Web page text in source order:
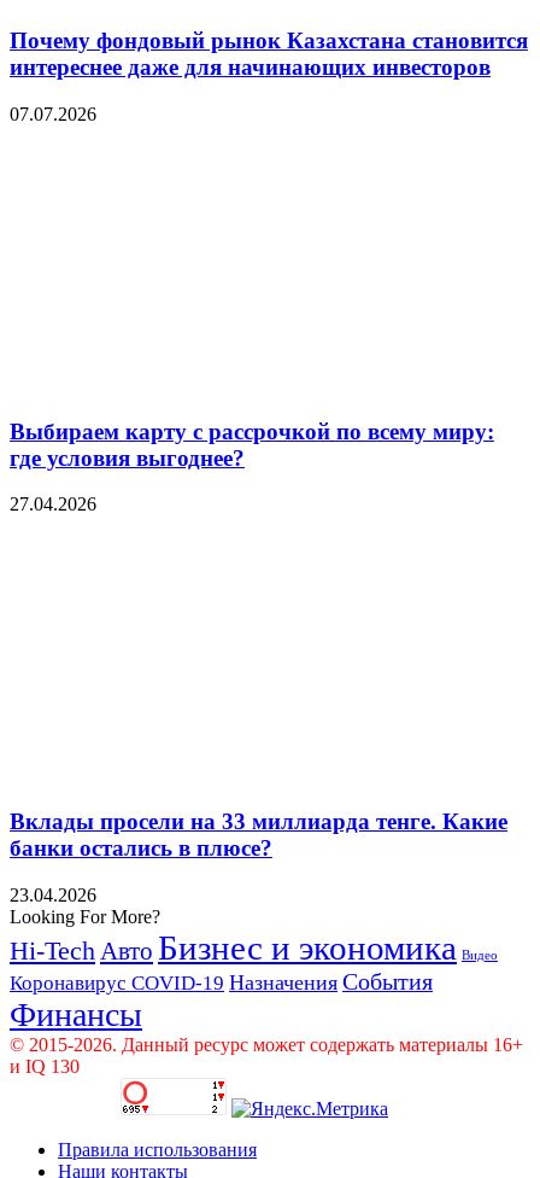
Почему фондовый рынок Казахстана становится
интереснее даже для начинающих инвесторов
07.07.2026
Выбираем карту с рассрочкой по всему миру:
где условия выгоднее?
27.04.2026
Вклады просели на 33 миллиарда тенге. Какие
банки остались в плюсе?
23.04.2026
Looking For More?
Hi-Tech Авто Бизнес и экономика Видео
Коронавирус COVID-19 Назначения События
Финансы
© 2015-2026. Данный ресурс может содержать материалы 16+
и IQ 130
Правила использования
Наши контакты